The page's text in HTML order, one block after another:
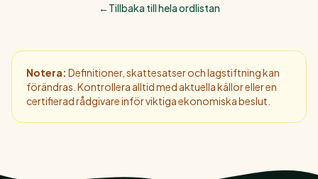
←Tillbaka till hela ordlistan
Notera: Definitioner, skattesatser och lagstiftning kan
förändras. Kontrollera alltid med aktuella källor eller en
certifierad rådgivare inför viktiga ekonomiska beslut.